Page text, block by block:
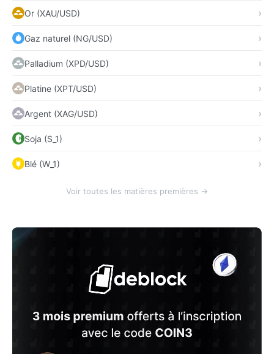
Or (XAU/USD)
Gaz naturel (NG/USD)
Palladium (XPD/USD)
Platine (XPT/USD)
Argent (XAG/USD)
Soja (S_1)
Blé (W_1)
Voir toutes les matières premières →